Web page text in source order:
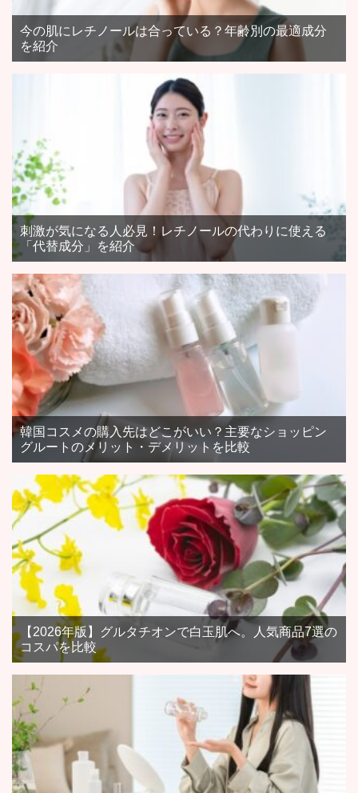
今の肌にレチノールは合っている？年齢別の最適成分
を紹介
刺激が気になる人必見！レチノールの代わりに使える
「代替成分」を紹介
韓国コスメの購入先はどこがいい？主要なショッピン
グルートのメリット・デメリットを比較
【2026年版】グルタチオンで白玉肌へ。人気商品7選の
コスパを比較